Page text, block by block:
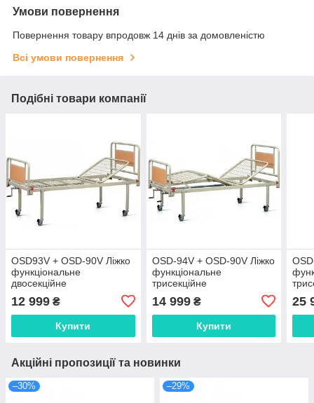
Умови повернення
Повернення товару впродовж 14 днів за домовленістю
Всі умови повернення
Подібні товари компанії
OSD93V + OSD-90V Ліжко
функціональне
двосекційне
12 999 ₴
Купити
OSD-94V + OSD-90V Ліжко
функціональне
трисекційне
14 999₴
Купити
25
Акційні пропозиції та новинки
–30% –29%